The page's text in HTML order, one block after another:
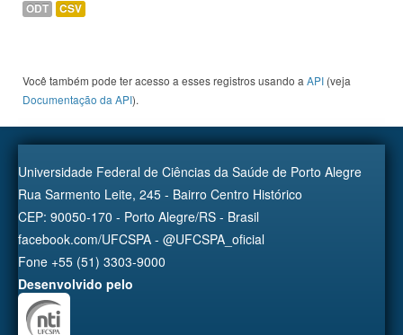
ODT CSV
Você também pode ter acesso a esses registros usando a API (veja
Documentação da API).
Universidade Federal de Ciências da Saúde de Porto Alegre
Rua Sarmento Leite, 245 - Bairro Centro Histórico
CEP: 90050-170 - Porto Alegre/RS - Brasil
facebook.com/UFCSPA - @UFCSPA_oficial
Fone +55 (51) 3303-9000
Desenvolvido pelo